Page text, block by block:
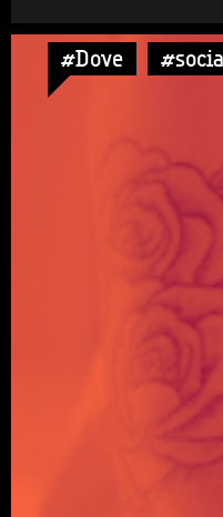
#Dove